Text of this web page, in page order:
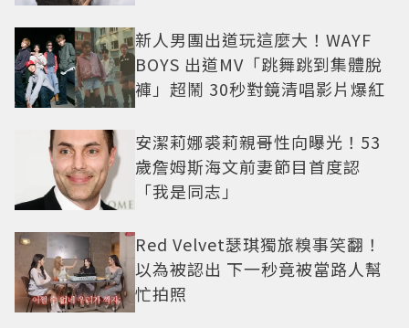
新人男團出道玩這麼大！WAYF
BOYS 出道MV「跳舞跳到集體脫
褲」超鬧 30秒對鏡清唱影片爆紅
安潔莉娜裘莉親哥性向曝光！53
歲詹姆斯海文前妻節目首度認
「我是同志」
Red Velvet瑟琪獨旅糗事笑翻！
以為被認出 下一秒竟被當路人幫
忙拍照